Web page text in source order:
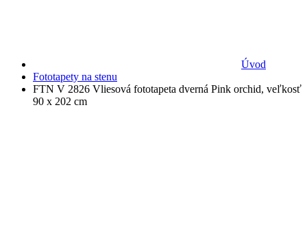
Úvod
Fototapety na stenu
FTN V 2826 Vliesová fototapeta dverná Pink orchid, veľkosť
90 x 202 cm